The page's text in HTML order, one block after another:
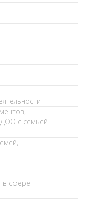
с семьей
в сфере